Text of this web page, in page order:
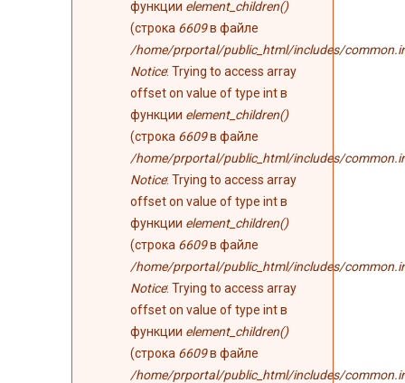
функции element_children()
(строка 6609в файле
/home/prportal/public_html/includes/
Notice: Trying to access array
offset on value of type int в
функции element_children()
(строка 6609в файле
/home/prportal/public_html/includes/
Notice: Trying to access array
offset on value of type int в
функции element_children()
(строка 6609в файле
/home/prportal/public_html/includes/
Notice: Trying to access array
offset on value of type int в
функции element_children()
(строка 6609в файле
/home/prportal/public_html/includes/